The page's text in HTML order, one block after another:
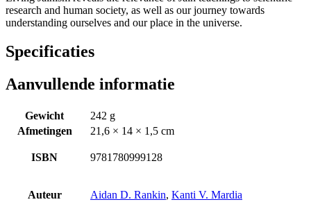
research and human society, as well as our journey towards
understanding ourselves and our place in the universe.
Specificaties
Aanvullende informatie
Gewicht
242 g
Afmetingen
21,6 × 14 × 1,5 cm
ISBN 9781780999128
Auteur Aidan D. Rankin, Kanti V. Mardia